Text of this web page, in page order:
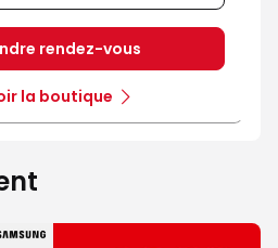
rendez-vous
la boutique